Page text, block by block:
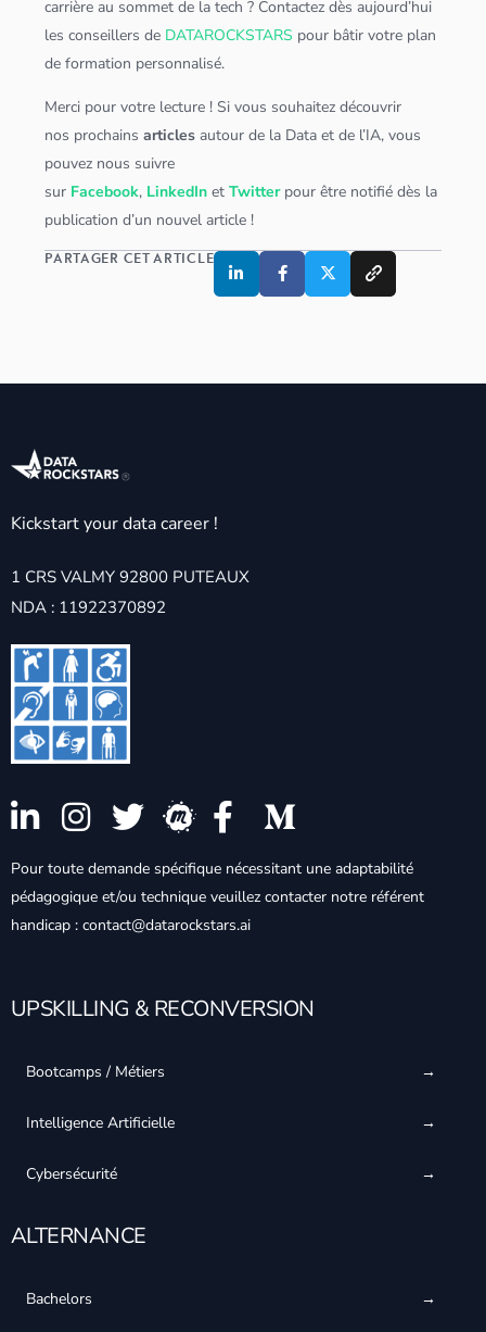
carrière au sommet de la tech ? Contactez dès aujourd’hui
les conseillers de DATAROCKSTARS pour bâtir votre plan
de formation personnalisé.
Merci pour votre lecture ! Si vous souhaitez découvrir
nos prochainsarticles autour de la Data et de l’IA, vous
pouvez nous suivre
sur Facebook, LinkedIn etTwitter pour être notifié dès la
publication d’un nouvel article !
PARTAGER CET ARTICLE
Kickstart your data career !
1 CRS VALMY 92800 PUTEAUX
NDA : 11922370892
Pour toute demande spécifique nécessitant une adaptabilité
pédagogique et/ou technique veuillez contacter notre référent
handicap : contact@datarockstars.ai
UPSKILLING & RECONVERSION
Bootcamps / Métiers
Intelligence Artificielle
Cybersécurité
ALTERNANCE
Bachelors